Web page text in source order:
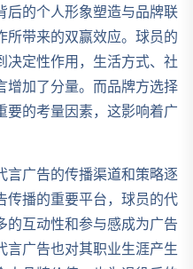
后的个人形象塑造与品牌联
带来的双赢效应。球员的
决定性作用，生活方式、社
增加了分量。而品牌方选择
的考量因素，这影响着广
言广告的传播渠道和策略逐
传播的重要平台，球员的代
互动性和参与感成为广告
言广告也对其职业生涯产生